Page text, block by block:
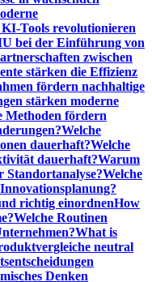
KI-Tools revolutionieren
bei der Einführung von
zwischen
stärken die Effizienz
fördern nachhaltige
stärken moderne
Methoden fördern
Welche
dauerhaft?Welche
dauerhaft?Warum
Standortanalyse?Welche
richtig einordnenHow
Welche Routinen
What is
neutral
Denken